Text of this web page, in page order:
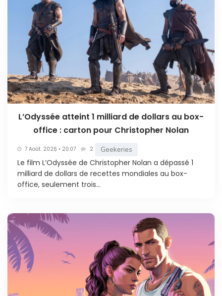
L’Odyssée atteint 1 milliard de dollars au box-
office : carton pour Christopher Nolan
7 Août. 2026 • 20:07 2 Geekeries
Le film L’Odyssée de Christopher Nolan a dépassé 1
milliard de dollars de recettes mondiales au box-
office, seulement trois...